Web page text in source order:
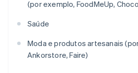
(por exemplo, FoodMeUp,
Saúde
Moda e produtos artesanais
Ankorstore, Faire)